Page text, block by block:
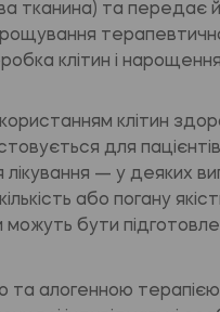
тканина) та передає
клітин і нарощення
клітин
для пацієнтів,
лікування — у деяких
або погану
можуть бути
та алогенною